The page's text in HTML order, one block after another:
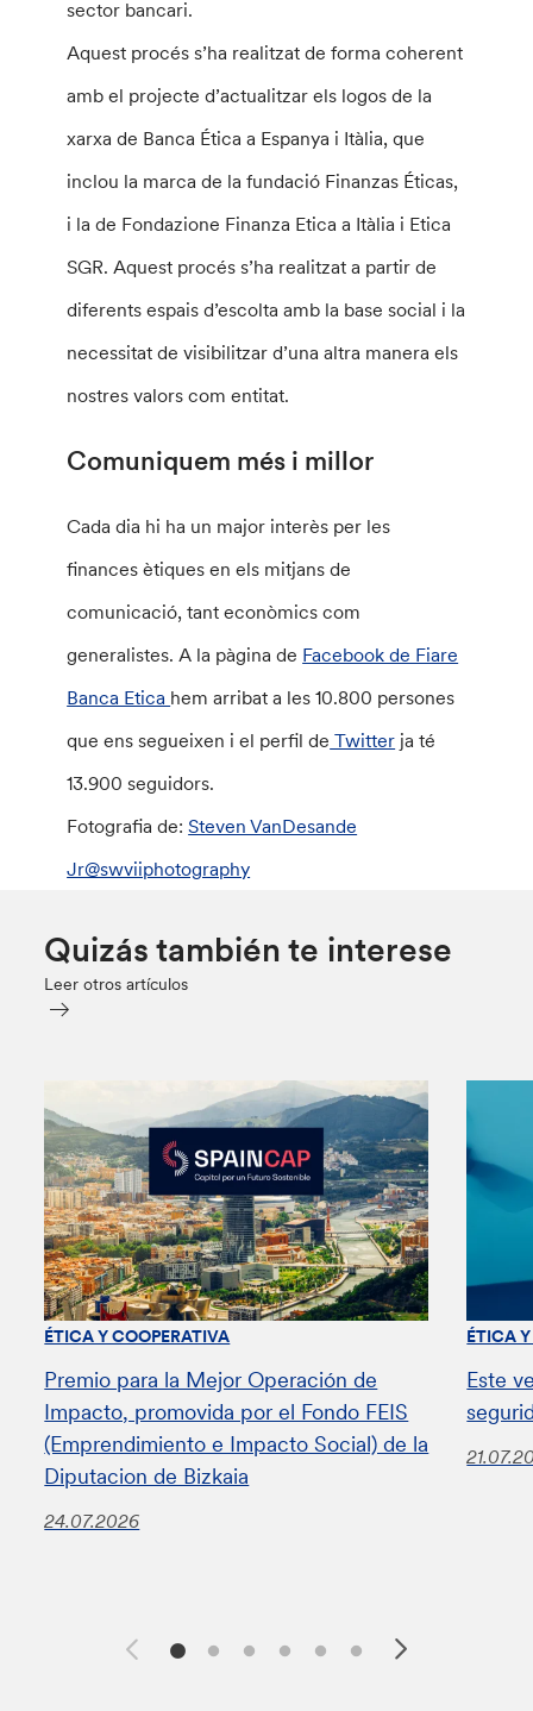
sector bancari.
Aquest procés s’ha realitzat de forma coherent
amb el projecte d’actualitzar els logos de la
xarxa de Banca Ética a Espanya i Itàlia, que
inclou la marca de la fundació Finanzas Éticas,
i la de Fondazione Finanza Etica a Itàlia i Etica
SGR. Aquest procés s’ha realitzat a partir de
diferents espais d’escolta amb la base social i la
necessitat de visibilitzar d’una altra manera els
nostres valors com entitat.
Comuniquem més i millor
Cada dia hi ha un major interès per les
finances ètiques en els mitjans de
comunicació, tant econòmics com
generalistes. A la pàgina de Facebook de Fiare
Banca Etica hem arribat a les 10.800 persones
que ens segueixen i el perfil de Twitter ja té
13.900 seguidors.
Fotografia de:Steven VanDesande
Jr@swviiphotography
Quizás también te interese
Leer otros artículos
ÉTICA Y COOPERATIVA
Premio para la Mejor Operación de
Impacto, promovida por el Fondo FEIS
(Emprendimiento e Impacto Social) de la
Diputacion de Bizkaia
24.07.2026
ÉTICA
Este